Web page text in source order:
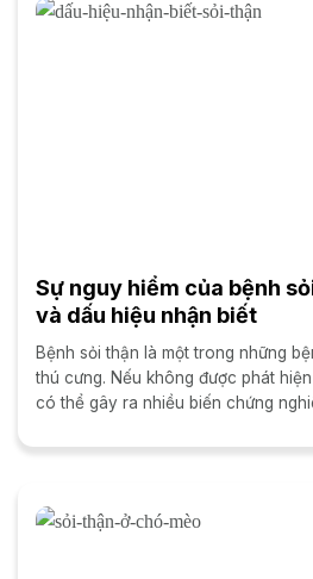
Sự nguy hiểm của bệnh
và dấu hiệu nhận biết
Bệnh sỏi thận là một trong những
thú cưng. Nếu không được phát
có thể gây ra nhiều biến chứng